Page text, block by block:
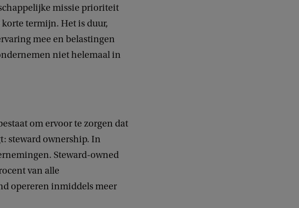
missie prioriteit
termijn. Het is duur,
mee en belastingen
niet helemaal in
om ervoor te zorgen dat
steward ownership. In
Steward-owned
van alle
opereren inmiddels meer